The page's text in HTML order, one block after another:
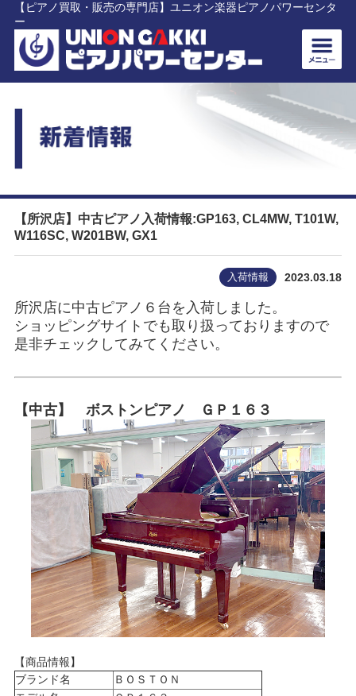
【ピアノ買取・販売の専門店】ユニオン楽器ピアノパワーセンタ
ー
【所沢店】中古ピアノ入荷情報:GP163, CL4MW, T101W,
W116SC, W201BW, GX1
入荷情報 2023.03.18
所沢店に中古ピアノ６台を入荷しました。
ショッピングサイトでも取り扱っておりますので
是非チェックしてみてください。
【中古】 ボストンピアノ ＧＰ１６３
【商品情報】
ブランド名
ＢＯＳＴＯＮ